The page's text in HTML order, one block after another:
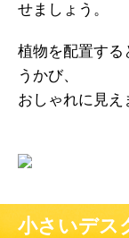
せましょう。
植物を配置する
うかび、
おしゃれに見え
小さいデス